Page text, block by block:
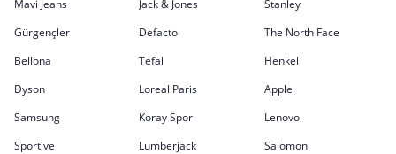
Mavi Jeans
Jack & Jones
Stanley
Gürgençler
Defacto
The North Face
Bellona
Tefal
Henkel
Dyson
Loreal Paris
Apple
Samsung
Koray Spor
Lenovo
Sportive
Lumberjack
Salomon